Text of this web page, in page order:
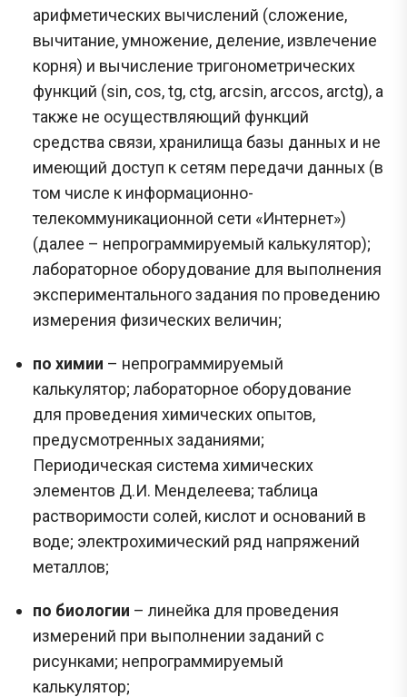
арифметических вычислений (сложение,
вычитание, умножение, деление, извлечение
корня) и вычисление тригонометрических
функций (sin, cos, tg, ctg, arcsin, arccos, arctg), а
также не осуществляющий функций
средства связи, хранилища базы данных и не
имеющий доступ к сетям передачи данных (в
том числе к информационно-
телекоммуникационной сети «Интернет»)
(далее – непрограммируемый калькулятор);
лабораторное оборудование для выполнения
экспериментального задания по проведению
измерения физических величин;
по химии – непрограммируемый
калькулятор; лабораторное оборудование
для проведения химических опытов,
предусмотренных заданиями;
Периодическая система химических
элементов Д.И. Менделеева; таблица
растворимости солей, кислот и оснований в
воде; электрохимический ряд напряжений
металлов;
по биологии – линейка для проведения
измерений при выполнении заданий с
рисунками; непрограммируемый
калькулятор;